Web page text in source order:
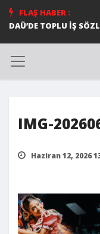
FLAŞ HABER :
DAÜ’DE TOPLU İŞ
IMG-
Haziran 12, 2026